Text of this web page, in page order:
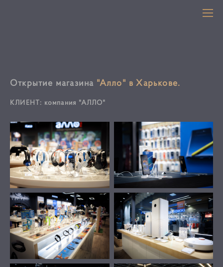
Открытие магазина "Алло" в Харькове.
КЛИЕНТ: компания "АЛЛО"